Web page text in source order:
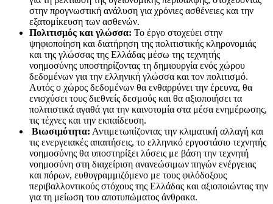
στην προγνωστική ανάλυση για χρόνιες ασθένειες και την
εξατομίκευση των ασθενών.
Πολιτισμός και γλώσσα: Το έργο στοχεύει στην
ψηφιοποίηση και διατήρηση της πολιτιστικής κληρονομιάς
και της γλώσσας της Ελλάδας μέσω της τεχνητής
νοημοσύνης υποστηρίζοντας τη δημιουργία ενός χώρου
δεδομένων για την ελληνική γλώσσα και τον πολιτισμό.
Αυτός ο χώρος δεδομένων θα ενθαρρύνει την έρευνα, θα
ενισχύσει τους διεθνείς δεσμούς και θα αξιοποιήσει τα
πολιτιστικά αγαθά για την καινοτομία στα μέσα ενημέρωσης,
τις τέχνες και την εκπαίδευση.
Βιωσιμότητα: Αντιμετωπίζοντας την κλιματική αλλαγή και
τις ενεργειακές απαιτήσεις, το ελληνικό εργοστάσιο τεχνητής
νοημοσύνης θα υποστηρίξει λύσεις με βάση την τεχνητή
νοημοσύνη στη διαχείριση ανανεώσιμων πηγών ενέργειας
και πόρων, ευθυγραμμιζόμενο με τους φιλόδοξους
περιβαλλοντικούς στόχους της Ελλάδας και αξιοποιώντας την
για τη μείωση του αποτυπώματος άνθρακα.